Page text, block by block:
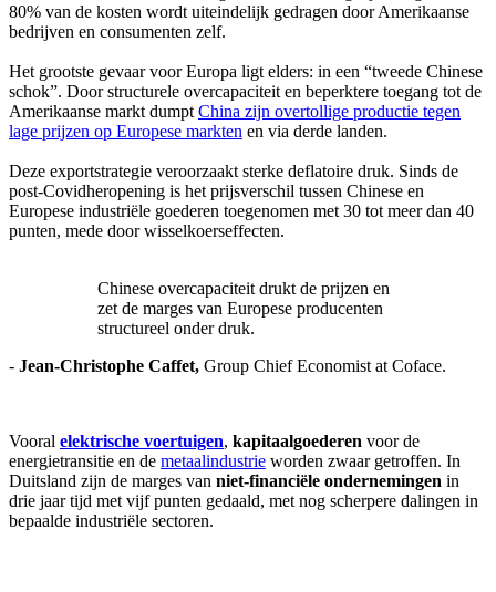
80% van de kosten wordt uiteindelijk gedragen door Amerikaanse
bedrijven en consumenten zelf.
Het grootste gevaar voor Europa ligt elders: in een “tweede Chinese
schok”. Door structurele overcapaciteit en beperktere toegang tot de
Amerikaanse markt dumpt China zijn overtollige productie tegen
lage prijzen op Europese markten en via derde landen.
Deze exportstrategie veroorzaakt sterke deflatoire druk. Sinds de
post‑Covidheropening is het prijsverschil tussen Chinese en
Europese industriële goederen toegenomen met 30 tot meer dan 40
punten, mede door wisselkoerseffecten.
Chinese overcapaciteit drukt de prijzen en
zet de marges van Europese producenten
structureel onder druk.
- Jean-Christophe Caffet, Group Chief Economist at Coface.
Vooral elektrische voertuigen, kapitaalgoederen voor de
energietransitie en de metaalindustrie worden zwaar getroffen. In
Duitsland zijn de marges van niet‑financiële ondernemingen in
drie jaar tijd met vijf punten gedaald, met nog scherpere dalingen in
bepaalde industriële sectoren.